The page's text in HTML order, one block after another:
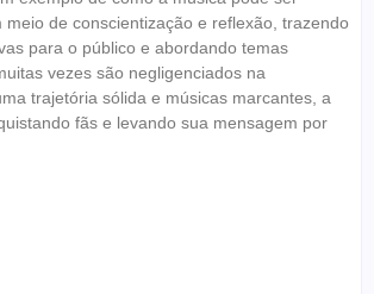
meio de conscientização e reflexão, trazendo
para o público e abordando temas
vezes são negligenciados na
trajetória sólida e músicas marcantes, a
fãs e levando sua mensagem por